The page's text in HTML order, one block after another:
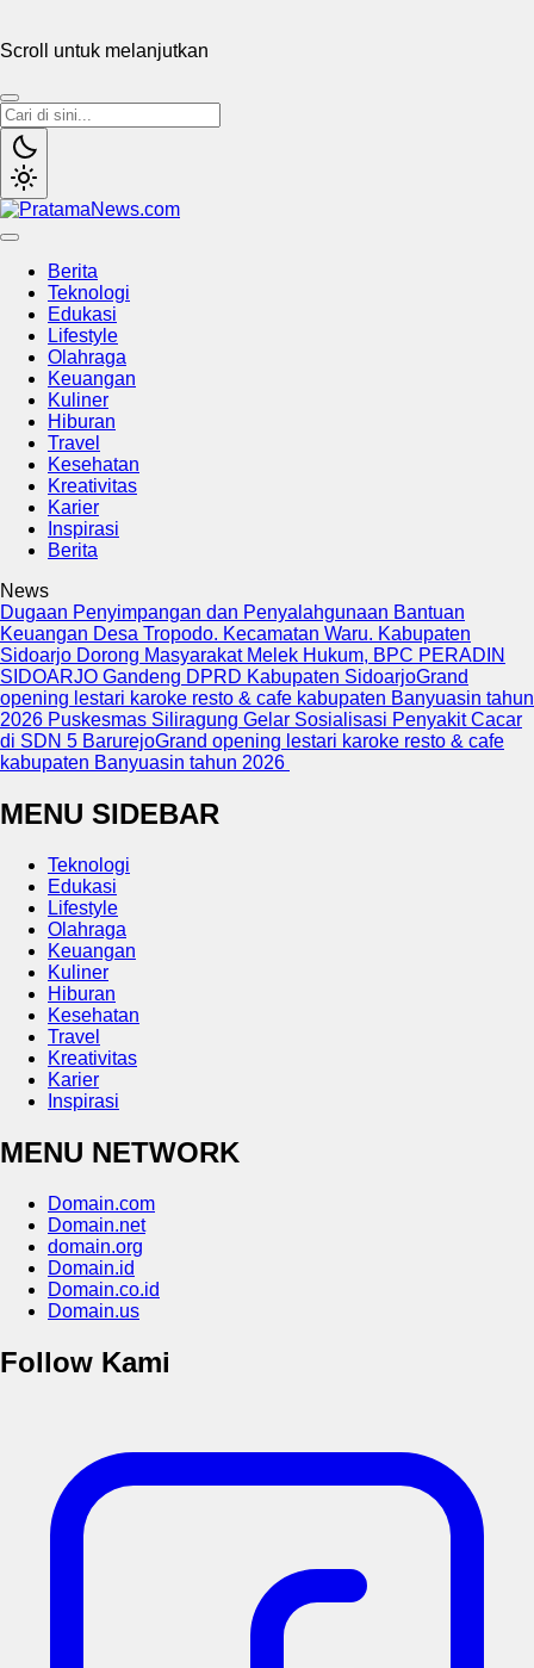
Scroll untuk melanjutkan
Berita
Teknologi
Edukasi
Lifestyle
Olahraga
Keuangan
Kuliner
Hiburan
Travel
Kesehatan
Kreativitas
Karier
Inspirasi
Berita
News
Dugaan Penyimpangan dan Penyalahgunaan Bantuan
Keuangan Desa Tropodo. Kecamatan Waru. Kabupaten
Sidoarjo Dorong Masyarakat Melek Hukum, BPC PERADIN
SIDOARJO Gandeng DPRD Kabupaten SidoarjoGrand
opening lestari karoke resto & cafe kabupaten Banyuasin tahun
2026 Puskesmas Siliragung Gelar Sosialisasi Penyakit Cacar
di SDN 5 BarurejoGrand opening lestari karoke resto & cafe
kabupaten Banyuasin tahun 2026
MENU SIDEBAR
Teknologi
Edukasi
Lifestyle
Olahraga
Keuangan
Kuliner
Hiburan
Kesehatan
Travel
Kreativitas
Karier
Inspirasi
MENU NETWORK
Domain.com
Domain.net
domain.org
Domain.id
Domain.co.id
Domain.us
Follow Kami